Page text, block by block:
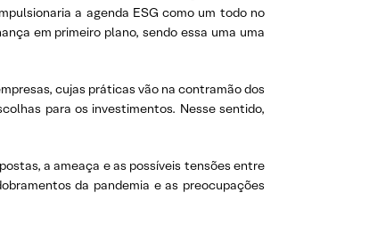
a agenda ESG como um todo no
em primeiro plano, sendo essa uma uma
cujas práticas vão na contramão dos
para os investimentos. Nesse sentido,
a ameaça e as possíveis tensões entre
da pandemia e as preocupações